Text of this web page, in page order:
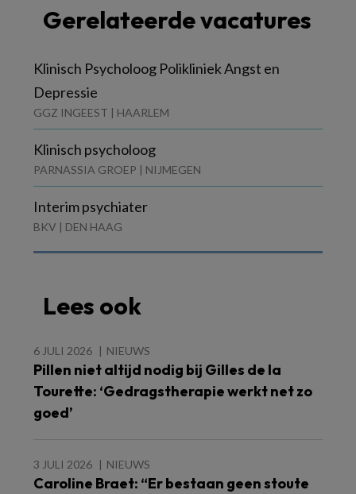
Gerelateerde vacatures
Klinisch Psycholoog Polikliniek Angst en
Depressie
GGZ INGEEST | HAARLEM
Klinisch psycholoog
PARNASSIA GROEP | NIJMEGEN
Interim psychiater
BKV | DEN HAAG
Lees ook
6 JULI 2026 NIEUWS
Pillen niet altijd nodig bij Gilles de la
Tourette: ‘Gedragstherapie werkt net zo
goed’
3 JULI 2026 NIEUWS
Caroline Braet: “Er bestaan geen stoute